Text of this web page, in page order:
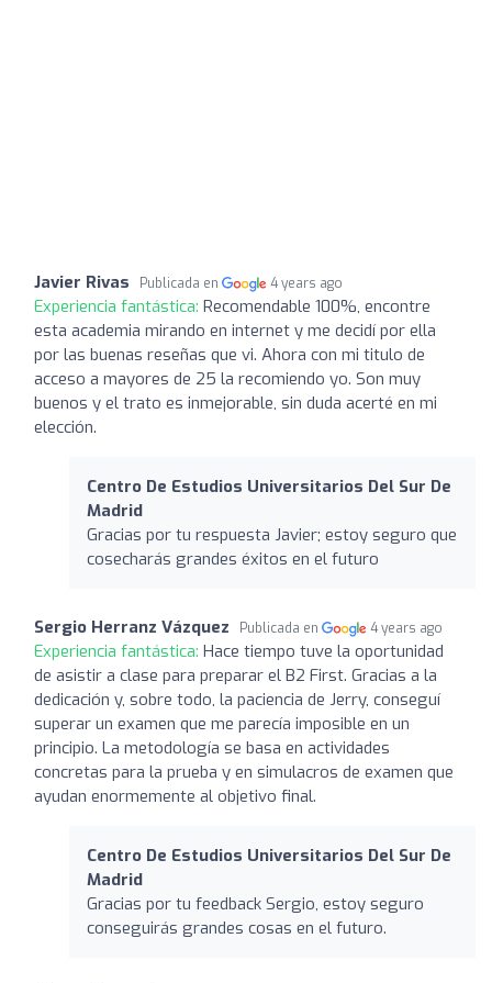
Javier Rivas Publicada en 4 years ago
Experiencia fantástica: Recomendable 100%, encontre
esta academia mirando en internet y me decidí por ella
por las buenas reseñas que vi. Ahora con mi titulo de
acceso a mayores de 25 la recomiendo yo. Son muy
buenos y el trato es inmejorable, sin duda acerté en mi
elección.
Centro De Estudios Universitarios Del Sur De
Madrid
Gracias por tu respuesta Javier; estoy seguro que
cosecharás grandes éxitos en el futuro
Sergio Herranz Vázquez Publicada en 4 years ago
Experiencia fantástica: Hace tiempo tuve la oportunidad
de asistir a clase para preparar el B2 First. Gracias a la
dedicación y, sobre todo, la paciencia de Jerry, conseguí
superar un examen que me parecía imposible en un
principio. La metodología se basa en actividades
concretas para la prueba y en simulacros de examen que
ayudan enormemente al objetivo final.
Centro De Estudios Universitarios Del Sur De
Madrid
Gracias por tu feedback Sergio, estoy seguro
conseguirás grandes cosas en el futuro.